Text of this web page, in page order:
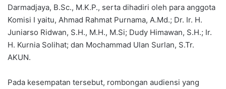
Darmadjaya, B.Sc., M.K.P., serta dihadiri oleh para anggota
Komisi I yaitu, Ahmad Rahmat Purnama, A.Md.; Dr. Ir. H.
Juniarso Ridwan, S.H., M.H., M.Si; Dudy Himawan, S.H.; Ir.
H. Kurnia Solihat; dan Mochammad Ulan Surlan, S.Tr.
AKUN.
Pada kesempatan tersebut, rombongan audiensi yang